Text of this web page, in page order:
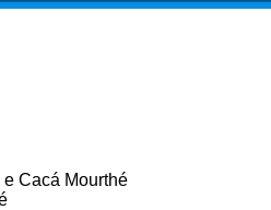
Cacá Mourthé